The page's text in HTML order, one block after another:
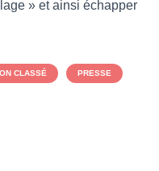
» et ainsi échapper
CLASSÉ PRESSE